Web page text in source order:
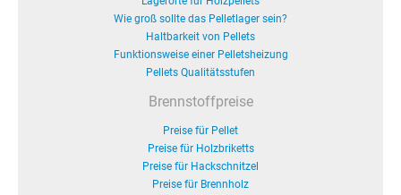
Wie groß sollte das Pelletlager sein?
Haltbarkeit von Pellets
Funktionsweise einer Pelletsheizung
Pellets Qualitätsstufen
Brennstoffpreise
Preise für Pellet
Preise für Holzbriketts
Preise für Hackschnitzel
Preise für Brennholz